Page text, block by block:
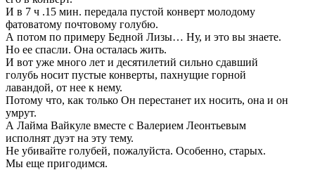
И в 7 ч .15 мин. передала пустой конверт молодому
фатоватому почтовому голубю.
А потом по примеру Бедной Лизы… Ну, и это вы знаете.
Но ее спасли. Она осталась жить.
И вот уже много лет и десятилетий сильно сдавший
голубь носит пустые конверты, пахнущие горной
лавандой, от нее к нему.
Потому что, как только Он перестанет их носить, она и он
умрут.
А Лайма Вайкуле вместе с Валерием Леонтьевым
исполнят дуэт на эту тему.
Не убивайте голубей, пожалуйста. Особенно, старых.
Мы еще пригодимся.